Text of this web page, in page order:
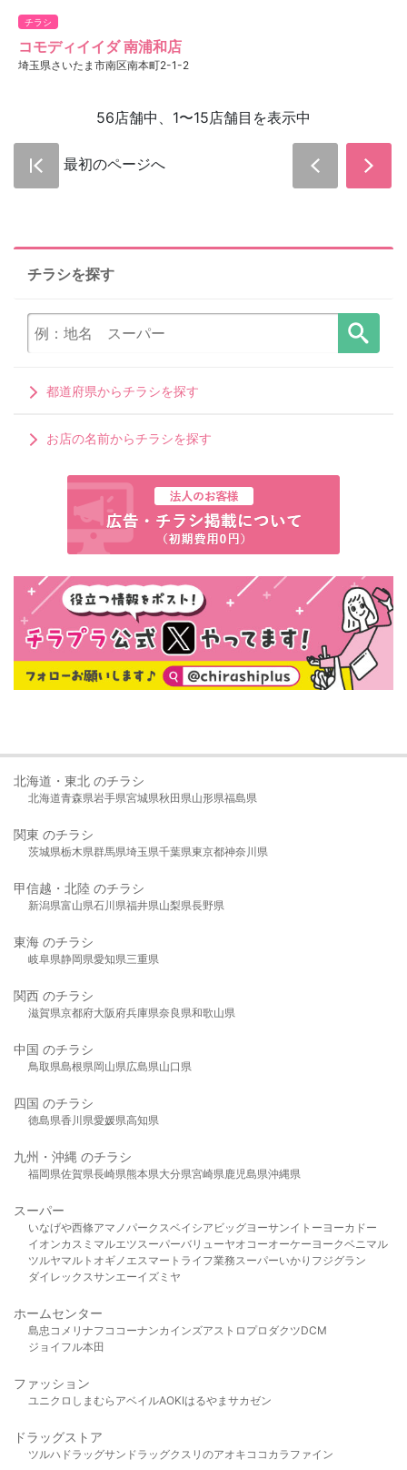
チラシ
コモディイイダ 南浦和店
埼玉県さいたま市南区南本町2-1-2
56店舗中、1〜15店舗目を表示中
最初のページへ
チラシを探す
都道府県からチラシを探す
お店の名前からチラシを探す
北海道・東北 のチラシ
北海道青森県岩手県宮城県秋田県山形県福島県
関東 のチラシ
茨城県栃木県群馬県埼玉県千葉県東京都神奈川県
甲信越・北陸 のチラシ
新潟県富山県石川県福井県山梨県長野県
東海 のチラシ
岐阜県静岡県愛知県三重県
関西 のチラシ
滋賀県京都府大阪府兵庫県奈良県和歌山県
中国 のチラシ
鳥取県島根県岡山県広島県山口県
四国 のチラシ
徳島県香川県愛媛県高知県
九州・沖縄 のチラシ
福岡県佐賀県長崎県熊本県大分県宮崎県鹿児島県沖縄県
スーパー
いなげや西條アマノパークスベイシア ビッグヨーサンイトーヨーカドー
イオンカスミ マルエツスーパーバリューヤオコーオーケー ヨークベニマル
ツルヤマルト オギノ エスマート ライフ業務スーパーいかり フジグラン
ダイレックスサンエーイズミヤ
ホームセンター
島忠 コメリ ナフコ コーナンカインズアストロプロダクツDCM
ジョイフル本田
ファッション
ユニクロ しまむら アベイルAOKIはるやま サカゼン
ドラッグストア
ツルハドラッグサンドラッグクスリのアオキ ココカラファイン